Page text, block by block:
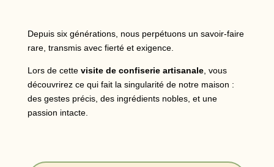
Depuis six générations, nous perpétuons un savoir-faire
rare, transmis avec fierté et exigence.
Lors de cette visite de confiserie artisanale, vous
découvrirez ce qui fait la singularité de notre maison :
des gestes précis, des ingrédients nobles, et une
passion intacte.